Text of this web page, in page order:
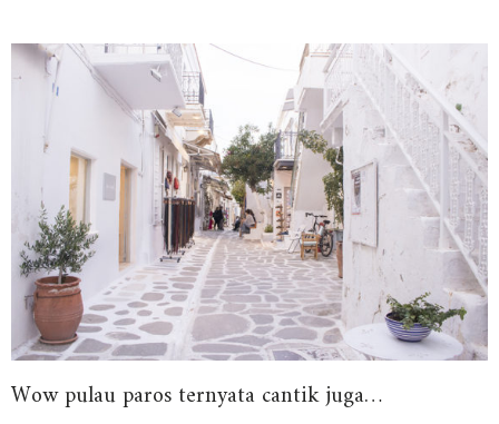
Wow pulau paros ternyata cantik juga…